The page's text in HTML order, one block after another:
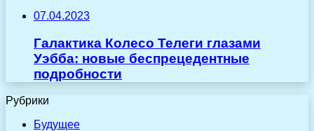
07.04.2023
Галактика Колесо Телеги глазами
Уэбба: новые беспрецедентные
подробности
Рубрики
Будущее